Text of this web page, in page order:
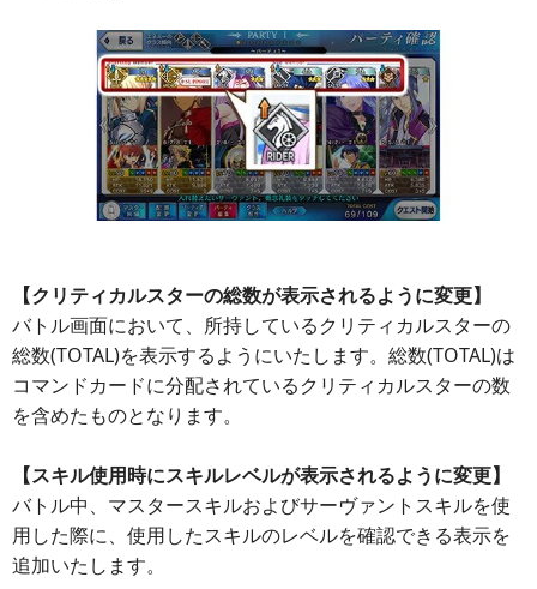
【クリティカルスターの総数が表示されるように変更】
バトル画面において、所持しているクリティカルスターの
総数(TOTAL)を表示するようにいたします。総数(TOTAL)は
コマンドカードに分配されているクリティカルスターの数
を含めたものとなります。
【スキル使用時にスキルレベルが表示されるように変更】
バトル中、マスタースキルおよびサーヴァントスキルを使
用した際に、使用したスキルのレベルを確認できる表示を
追加いたします。